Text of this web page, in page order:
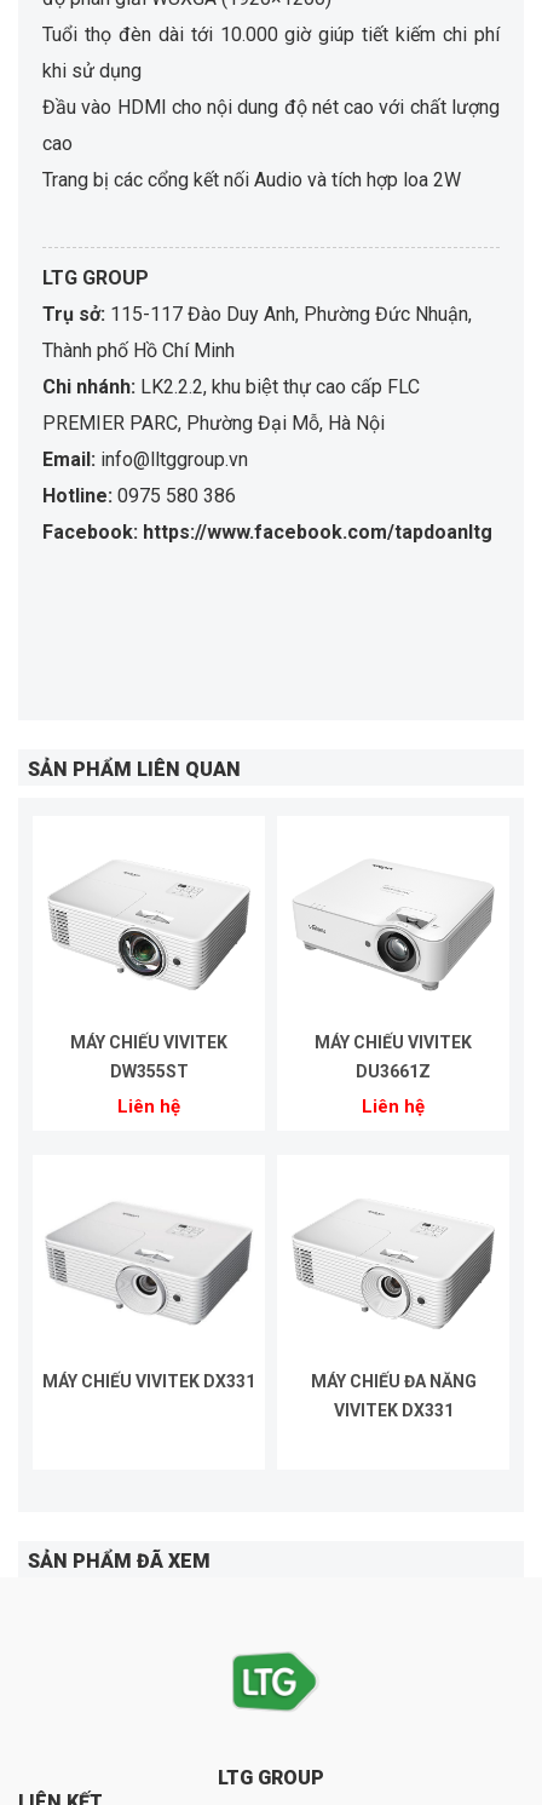
Tuổi thọ đèn dài tới 10.000 giờ giúp tiết kiếm chi phí
khi sử dụng
Đầu vào HDMI cho nội dung độ nét cao với chất lượng
cao
Trang bị các cổng kết nối Audio và tích hợp loa 2W
LTG GROUP
Trụ sở: 115-117 Đào Duy Anh, Phường Đức Nhuận,
Thành phố Hồ Chí Minh
Chi nhánh: LK2.2.2, khu biệt thự cao cấp FLC
PREMIER PARC, Phường Đại Mỗ, Hà Nội
Email: info@lltggroup.vn
Hotline: 0975 580 386
Facebook: https://www.facebook.com/tapdoanltg
SẢN PHẨM LIÊN QUAN
MÁY CHIẾU VIVITEK
DW355ST
Liên hệ
MÁY CHIẾU VIVITEK
DU3661Z
Liên hệ
MÁY CHIẾU VIVITEK DX331
MÁY CHIẾU ĐA NĂNG
VIVITEK DX331
SẢN PHẨM ĐÃ XEM
LTG GROUP